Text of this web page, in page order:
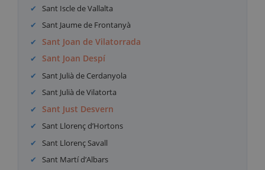
Sant Iscle de Vallalta
Sant Jaume de Frontanyà
Sant Joan de Vilatorrada
Sant Joan Despí
Sant Julià de Cerdanyola
Sant Julià de Vilatorta
Sant Just Desvern
Sant Llorenç d’Hortons
Sant Llorenç Savall
Sant Martí d’Albars